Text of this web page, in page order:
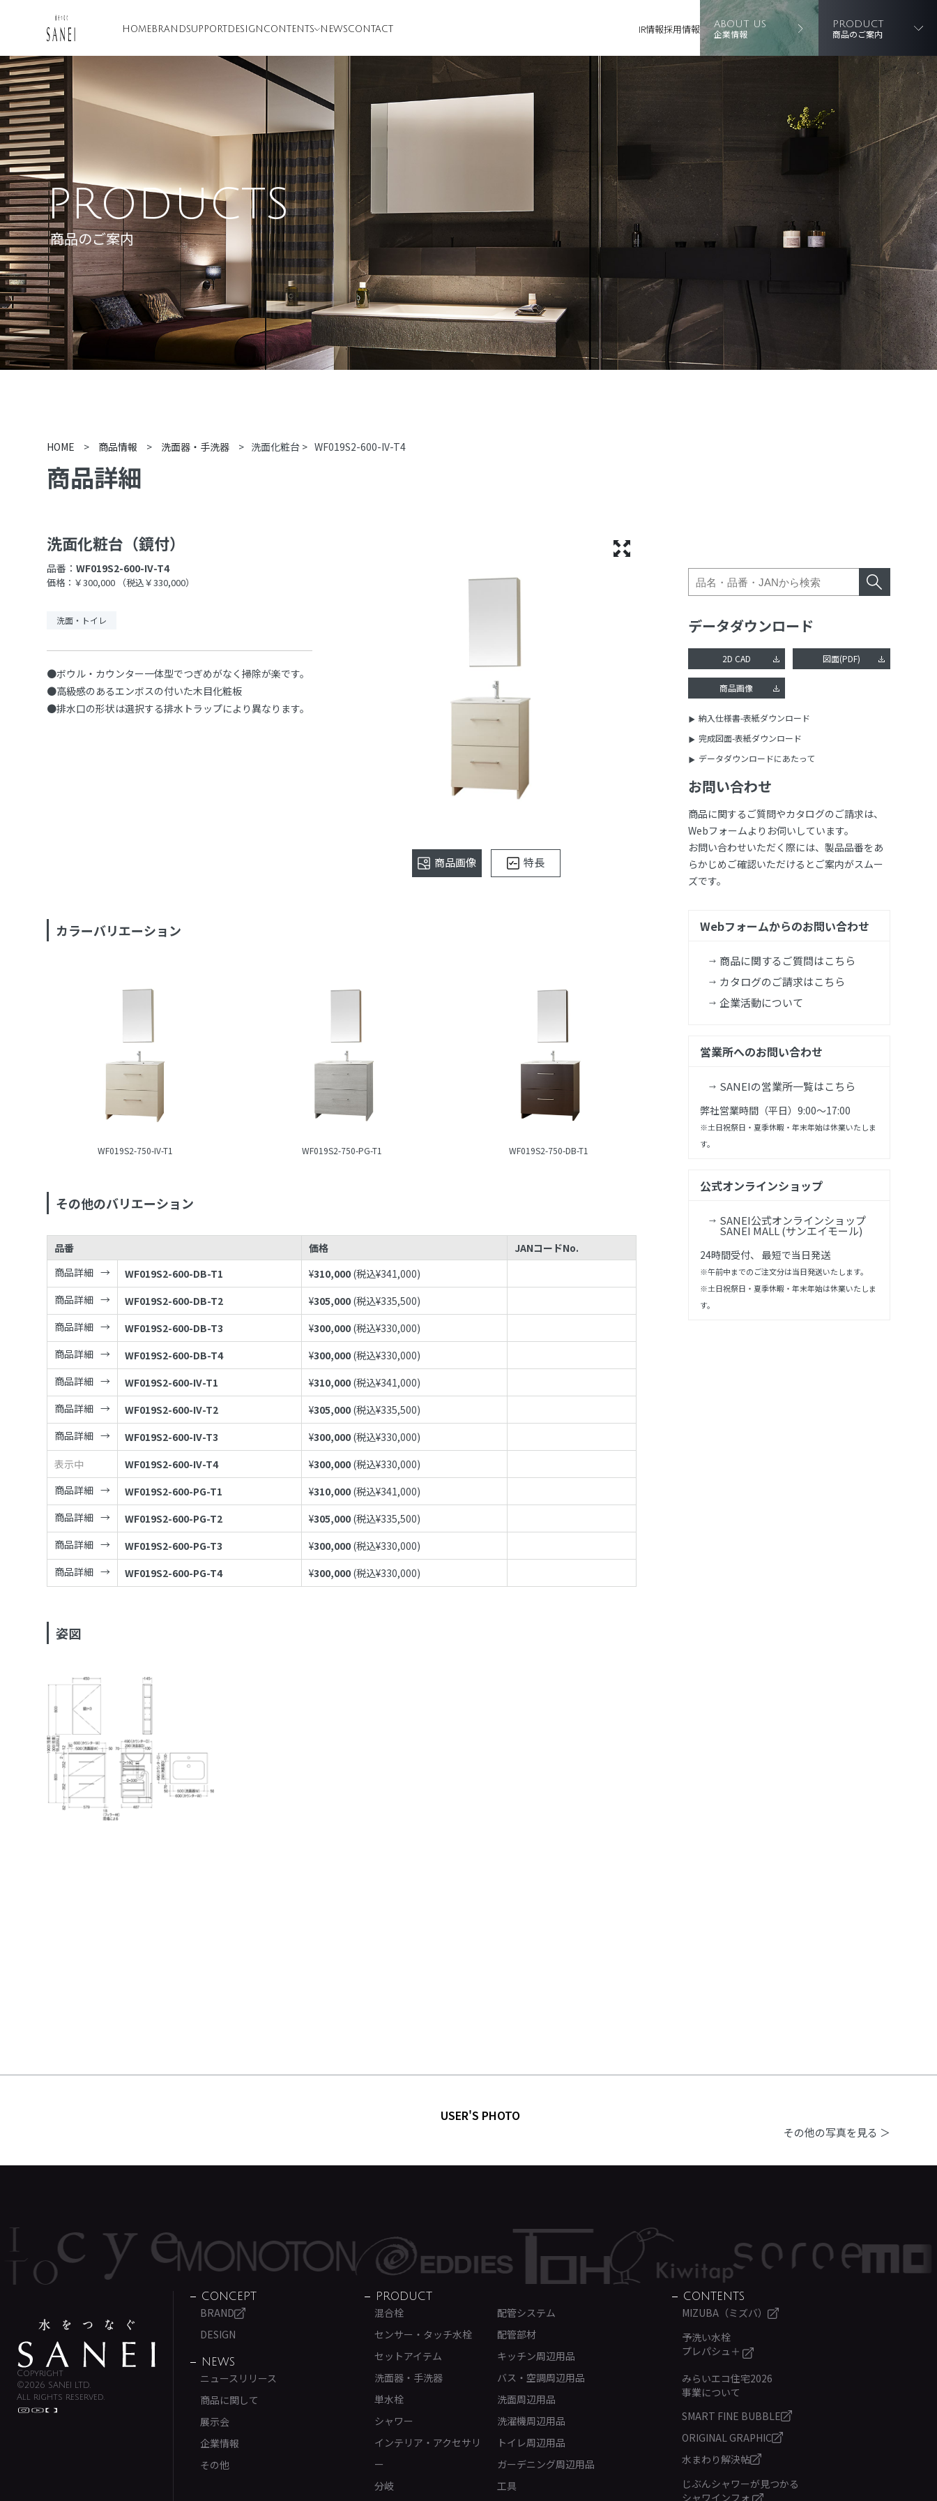
HOME BRANDSUPPORT DESIGN CONTENTS NEWSCONTACT IR情報採用情報 ABOUT US
企業情報
PRODUCT
商品のご案内
PRODUCTS
商品のご案内
HOME > 商品情報 > 洗面器・手洗器 > 洗面化粧台 > WF019S2-600-IV-T4
商品詳細
洗面化粧台（鏡付）
品番：WF019S2-600-IV-T4
価格：￥300,000 （税込￥330,000）
洗面・トイレ
●ボウル・カウンター一体型でつぎめがなく掃除が楽です。
●高級感のあるエンボスの付いた木目化粧板
●排水口の形状は選択する排水トラップにより異なります。
商品画像 特長
カラーバリエーション
WF019S2-750-IV-T1 WF019S2-750-PG-T1 WF019S2-750-DB-T1
その他のバリエーション
品番 価格
JANコードNo.
商品詳細
WF019S2-600-DB-T1 ¥310,000 (税込¥341,000)
商品詳細
WF019S2-600-DB-T2 ¥305,000 (税込¥335,500)
商品詳細
WF019S2-600-DB-T3 ¥300,000 (税込¥330,000)
商品詳細
WF019S2-600-DB-T4 ¥300,000 (税込¥330,000)
商品詳細
WF019S2-600-IV-T1 ¥310,000 (税込¥341,000)
商品詳細
WF019S2-600-IV-T2 ¥305,000 (税込¥335,500)
商品詳細
WF019S2-600-IV-T3 ¥300,000 (税込¥330,000)
表示中
WF019S2-600-IV-T4 ¥300,000 (税込¥330,000)
商品詳細
WF019S2-600-PG-T1 ¥310,000 (税込¥341,000)
商品詳細
WF019S2-600-PG-T2 ¥305,000 (税込¥335,500)
商品詳細
WF019S2-600-PG-T3 ¥300,000 (税込¥330,000)
商品詳細
WF019S2-600-PG-T4 ¥300,000 (税込¥330,000)
姿図
データダウンロード
2D CAD 図面(PDF)
商品画像
納入仕様書-表紙ダウンロード
完成図面-表紙ダウンロード
データダウンロードにあたって
お問い合わせ
商品に関するご質問やカタログのご請求は、
Webフォームよりお伺いしています。
お問い合わせいただく際には、製品品番をあ
らかじめご確認いただけるとご案内がスムー
ズです。
Webフォームからのお問い合わせ
商品に関するご質問はこちら
カタログのご請求はこちら
企業活動について
営業所へのお問い合わせ
SANEIの営業所一覧はこちら
弊社営業時間（平日）9:00～17:00
※土日祝祭日・夏季休暇・年末年始は休業いたしま
す。
公式オンラインショップ
SANEI公式オンラインショップ
SANEI MALL (サンエイモール)
24時間受付、 最短で当日発送
※午前中までのご注文分は当日発送いたします。
※土日祝祭日・夏季休暇・年末年始は休業いたしま
す。
USER'S PHOTO
その他の写真を見る ＞
Copyright
©2026 SANEI LTD.
All rights reserved.
CONCEPT
BRAND
DESIGN
NEWS
ニュースリリース
商品に関して
展示会
企業情報
その他
PRODUCT
混合栓
センサー・タッチ水栓
セットアイテム
洗面器・手洗器
単水栓
シャワー
インテリア・アクセサリ
ー
分岐
配管システム
配管部材
キッチン周辺用品
バス・空調周辺用品
洗面周辺用品
洗濯機周辺用品
トイレ周辺用品
ガーデニング周辺用品
工具
CONTENTS
MIZUBA（ミズバ）
予洗い水栓
プレパシュ＋
みらいエコ住宅2026
事業について
SMART FINE BUBBLE
ORIGINAL GRAPHIC
水まわり解決帖
じぶんシャワーが見つかる
シャワインフォ